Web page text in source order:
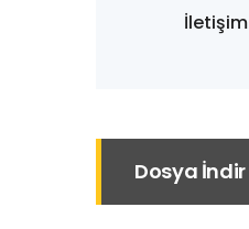
İletişim
Dosya İndir